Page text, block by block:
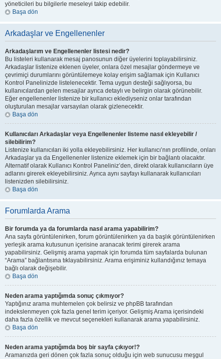
yöneticileri bu bilgilerle meseleyi takip edebilir.
Başa dön
Arkadaşlar ve Engellenenler
Arkadaşlarım ve Engellenenler listesi nedir?
Bu listeleri kullanarak mesaj panosunun diğer üyelerini toplayabilirsiniz.
Arkadaşlar listenize eklenen üyeler, onlara özel mesajlar göndermeye ve
çevrimiçi durumlarını görüntülemeye kolay erişim sağlamak için Kullanıcı
Kontrol Panelinizde listelenecektir. Tema uygun desteği sağlıyorsa, bu
kullanıcılardan gelen mesajlar ayrıca detaylı ve belirgin olarak görünebilir.
Eğer engellenenler listenize bir kullanıcı eklediyseniz onlar tarafından
oluşturulan mesajlar varsayılan olarak gizlenecektir.
Başa dön
Kullanıcıları Arkadaşlar veya Engellenenler listeme nasıl ekleyebilir /
silebilirim?
Listenize kullanıcıları iki yolla ekleyebilirsiniz. Her kullanıcı’nın profilinde, onları
Arkadaşlar ya da Engellenenler listenize eklemek için bir bağlantı olacaktır.
Alternatif olarak Kullanıcı Kontrol Paneliniz’den, direkt olarak kullanıcıların üye
adlarını girerek ekleyebilirsiniz. Ayrıca aynı sayfayı kullanarak kullanıcıları
listenizden silebilirsiniz.
Başa dön
Forumlarda Arama
Bir forumda ya da forumlarda nasıl arama yapabilirim?
Ana sayfa görüntülenirken, forum görüntülenirken ya da başlık görüntülenirken
yerleşik arama kutusunun içerisine aranacak terimi girerek arama
yapabilirsiniz. Gelişmiş arama yapmak için forumda tüm sayfalarda bulunan
“Arama” bağlantısına tıklayabilirsiniz. Arama erişiminiz kullandığınız temaya
bağlı olarak değişebilir.
Başa dön
Neden arama yaptığımda sonuç çıkmıyor?
Yaptığınız arama muhtemelen çok belirsiz ve phpBB tarafından
indekslenmeyen çok fazla genel terim içeriyor. Gelişmiş Arama içerisindeki
daha fazla özellik ve mevcut seçenekleri kullanarak arama yapabilirsiniz.
Başa dön
Neden arama yaptığımda boş bir sayfa çıkıyor!?
Aramanızda geri dönen çok fazla sonuç olduğu için web sunucusu meşgul